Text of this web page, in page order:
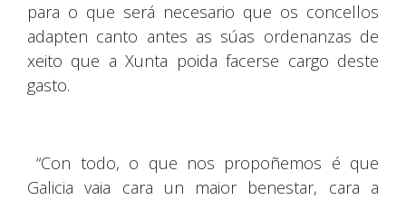
para o que será necesario que os concellos
adapten canto antes as súas ordenanzas de
xeito que a Xunta poida facerse cargo deste
gasto.
“Con todo, o que nos propoñemos é que
Galicia vaia cara un maior benestar, cara a